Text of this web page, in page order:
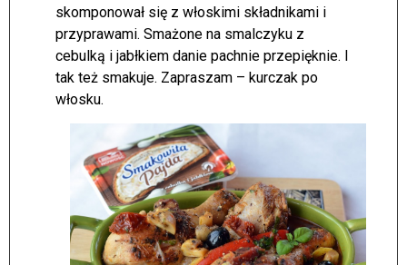
skomponował się z włoskimi składnikami i
przyprawami. Smażone na smalczyku z
cebulką i jabłkiem danie pachnie przepięknie. I
tak też smakuje. Zapraszam – kurczak po
włosku.